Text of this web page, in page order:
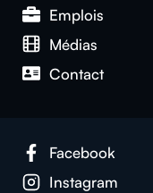
Emplois
Médias
Contact
Facebook
Instagram